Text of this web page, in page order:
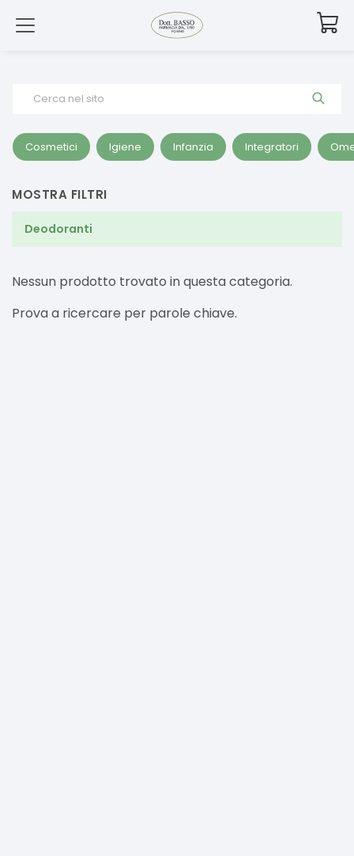
Cerca nel sito
Cosmetici Igiene Infanzia Integratori
MOSTRA FILTRI
Deodoranti
Nessun prodotto trovato in questa categoria.
Prova a ricercare per parole chiave.